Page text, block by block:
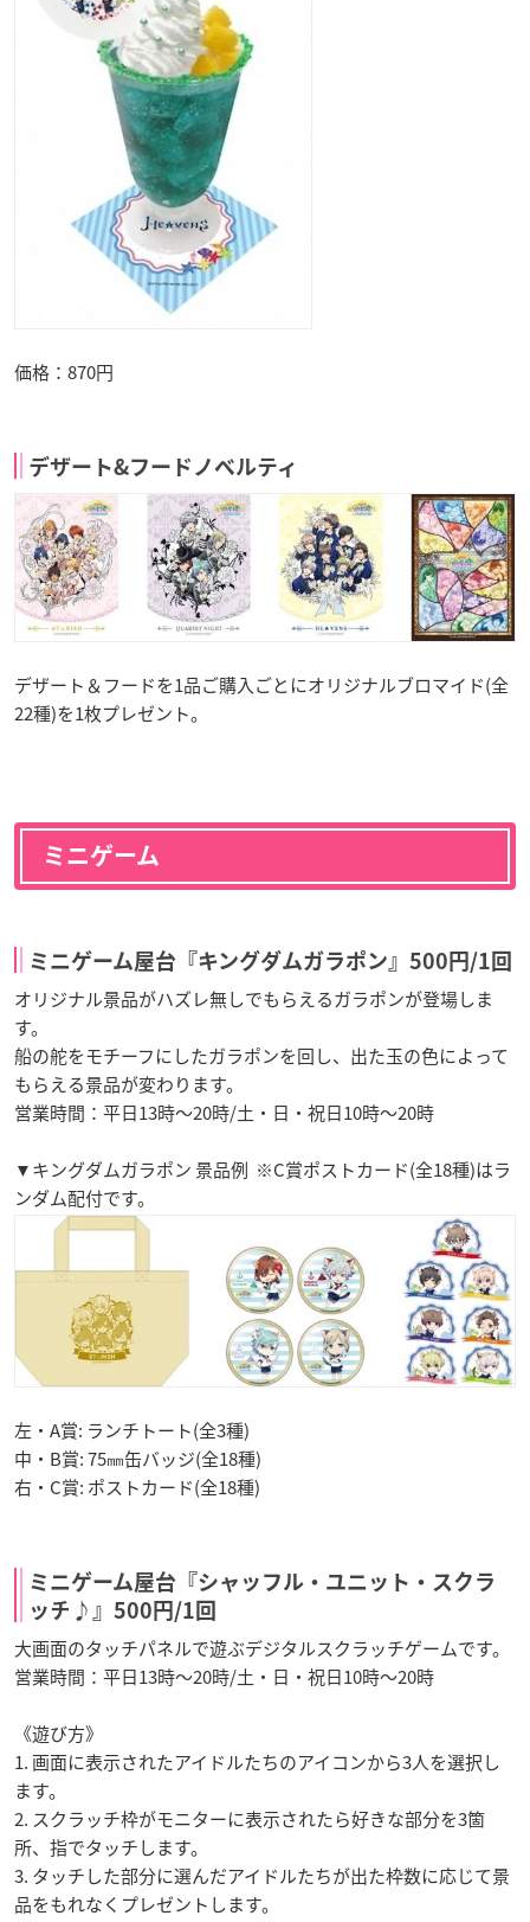
価格：870円
デザート&フードノベルティ
デザート＆フードを1品ご購入ごとにオリジナルブロマイド(全
22種)を1枚プレゼント。
ミニゲーム
ミニゲーム屋台『キングダムガラポン』500円/1回
オリジナル景品がハズレ無しでもらえるガラポンが登場しま
す。
船の舵をモチーフにしたガラポンを回し、出た玉の色によって
もらえる景品が変わります。
営業時間：平日13時～20時/土・日・祝日10時～20時
▼キングダムガラポン 景品例 ※C賞ポストカード(全18種)はラ
ンダム配付です。
左・A賞: ランチトート(全3種)
中・B賞: 75㎜缶バッジ(全18種)
右・C賞: ポストカード(全18種)
ミニゲーム屋台『シャッフル・ユニット・スクラ
ッチ♪』500円/1回
大画面のタッチパネルで遊ぶデジタルスクラッチゲームです。
営業時間：平日13時～20時/土・日・祝日10時～20時
《遊び方》
1. 画面に表示されたアイドルたちのアイコンから3人を選択し
ます。
2. スクラッチ枠がモニターに表示されたら好きな部分を3箇
所、指でタッチします。
3. タッチした部分に選んだアイドルたちが出た枠数に応じて景
品をもれなくプレゼントします。